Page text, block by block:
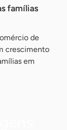
famílias
de
crescimento
em